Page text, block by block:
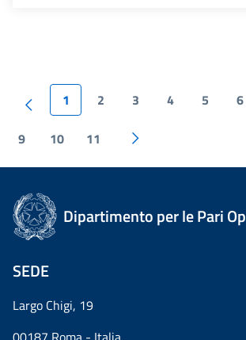
1 2 3 4 5 6
9 10 11
Dipartimento per le Pari
SEDE
Largo Chigi, 19